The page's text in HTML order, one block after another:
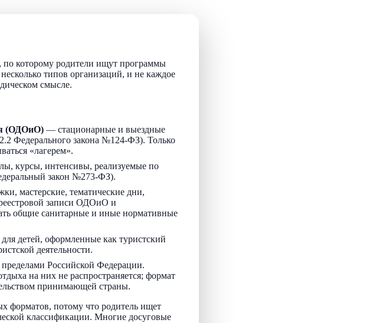
по которому родители ищут программы
несколько типов организаций, и не каждое
смысле.
(ОДОиО) — стационарные и выездные
Федерального закона №124-ФЗ). Только
«лагерем».
курсы, интенсивы, реализуемые по
закон №273-ФЗ).
мастерские, тематические дни,
записи ОДОиО и
общие санитарные и иные нормативные
детей, оформленные как туристский
деятельности.
Российской Федерации.
на них не распространяется; формат
принимающей страны.
форматов, потому что родитель ищет
классификации. Многие досуговые